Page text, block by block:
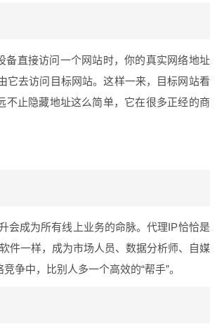
备直接访问一个网站时，你的真实网络地址
它去访问目标网站。这样一来，目标网站看
不止隐藏地址这么简单，它在很多正经的商
会成为所有线上业务的命脉。代理IP恰恰是
件一样，成为市场人员、数据分析师、自媒
争中，比别人多一个高效的“帮手”。